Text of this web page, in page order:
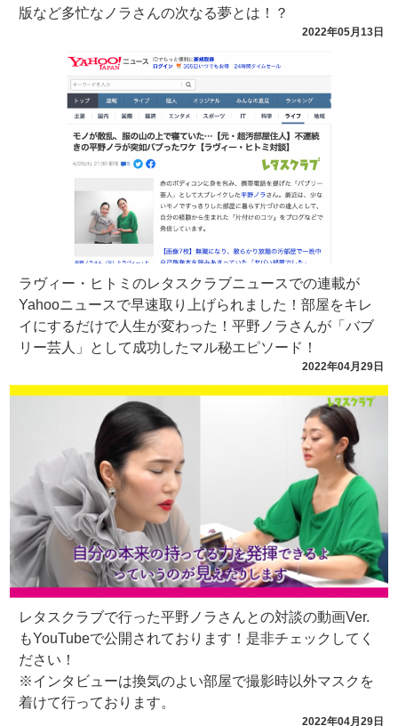
2022年05月13日
版など多忙なノラさんの次なる夢とは！？
2022年04月29日
ラヴィー・ヒトミのレタスクラブニュースでの連載が
Yahooニュースで早速取り上げられました！部屋をキレ
イにするだけで人生が変わった！平野ノラさんが「バブ
リー芸人」として成功したマル秘エピソード！
2022年04月29日
レタスクラブで行った平野ノラさんとの対談の動画Ver.
もYouTubeで公開されております！是非チェックしてく
ださい！
※インタビューは換気のよい部屋で撮影時以外マスクを
着けて行っております。